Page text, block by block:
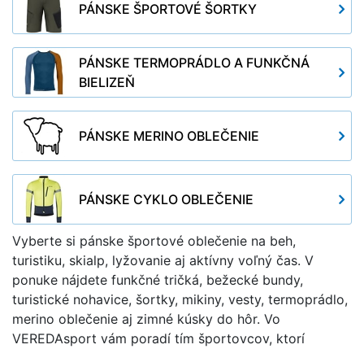
PÁNSKE ŠPORTOVÉ ŠORTKY
PÁNSKE TERMOPRÁDLO A FUNKČNÁ
BIELIZEŇ
PÁNSKE MERINO OBLEČENIE
PÁNSKE CYKLO OBLEČENIE
Vyberte si pánske športové oblečenie na beh,
turistiku, skialp, lyžovanie aj aktívny voľný čas. V
ponuke nájdete funkčné tričká, bežecké bundy,
turistické nohavice, šortky, mikiny, vesty, termoprádlo,
merino oblečenie aj zimné kúsky do hôr. Vo
VEREDAsport vám poradí tím športovcov, ktorí